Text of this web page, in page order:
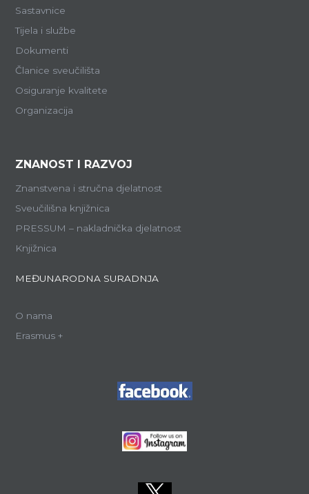
Sastavnice
Tijela i službe
Dokumenti
Članice sveučilišta
Osiguranje kvalitete
Organizacija
ZNANOST I RAZVOJ
Znanstvena i stručna djelatnost
Sveučilišna knjižnica
PRESSUM – nakladnička djelatnost
Knjižnica
MEĐUNARODNA SURADNJA
O nama
Erasmus +